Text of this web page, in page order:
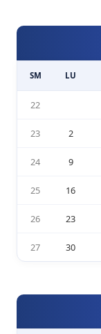
SM LU
22
23 2
24 9
25 16
26 23
27 30